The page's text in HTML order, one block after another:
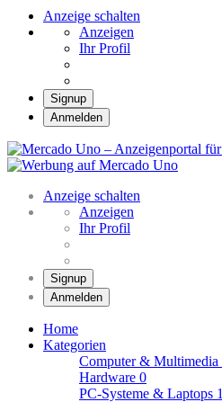
Anzeige schalten
Anzeigen
Ihr Profil
Signup
Anmelden
Anzeige schalten
Anzeigen
Ihr Profil
Signup
Anmelden
Home
Kategorien
Computer & Multimedia
Hardware 0
PC-Systeme & Laptops 1